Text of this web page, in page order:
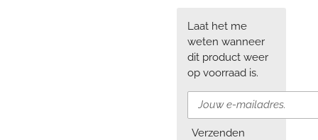
Laat het me
weten wanneer
dit product weer
op voorraad is.
Verzenden